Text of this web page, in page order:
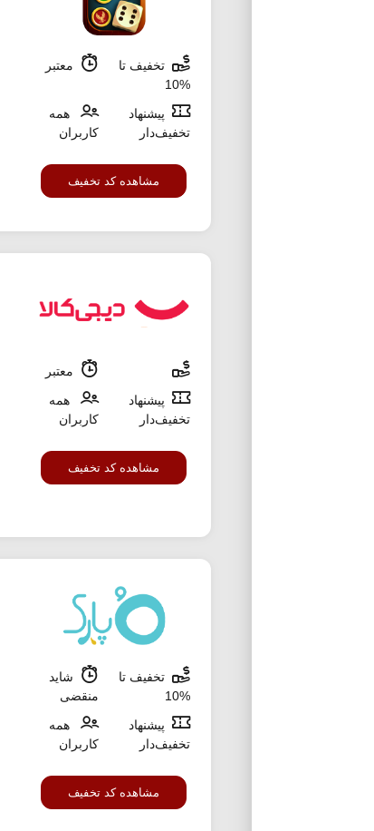
تخفیف تا
%10
معتبر
پیشنهاد
تخفیف‌دار
همه
کاربران
مشاهده کد تخفیف
معتبر
پیشنهاد
تخفیف‌دار
همه
کاربران
مشاهده کد تخفیف
تخفیف تا
%10
شاید
منقضی
پیشنهاد
تخفیف‌دار
همه
کاربران
مشاهده کد تخفیف